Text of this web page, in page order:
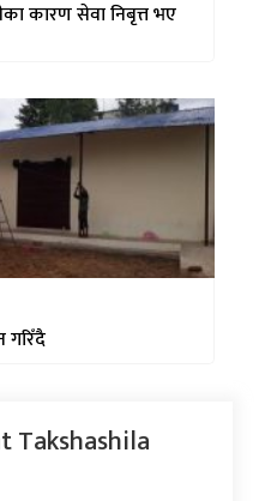
कारण सेवा निबृत्त भए
Takshashila